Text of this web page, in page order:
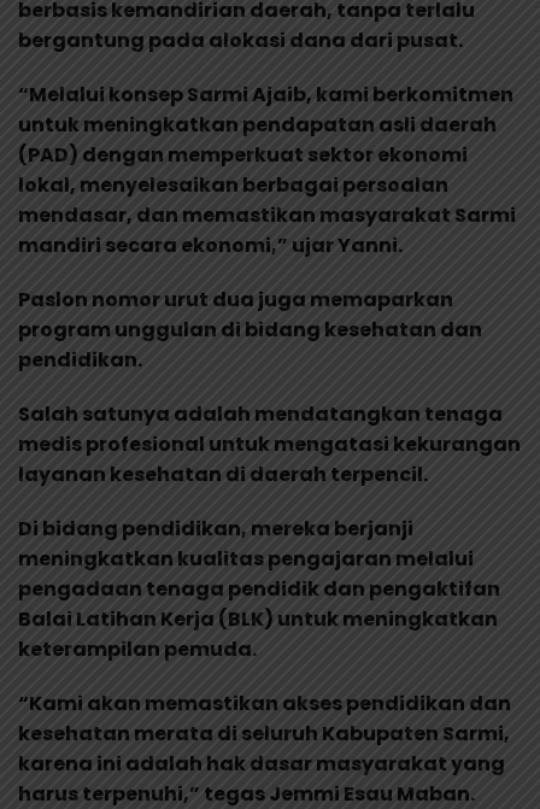
berbasis kemandirian daerah, tanpa terlalu
bergantung pada alokasi dana dari pusat.
“Melalui konsep Sarmi Ajaib, kami berkomitmen
untuk meningkatkan pendapatan asli daerah
(PAD) dengan memperkuat sektor ekonomi
lokal, menyelesaikan berbagai persoalan
mendasar, dan memastikan masyarakat Sarmi
mandiri secara ekonomi,” ujar Yanni.
Paslon nomor urut dua juga memaparkan
program unggulan di bidang kesehatan dan
pendidikan.
Salah satunya adalah mendatangkan tenaga
medis profesional untuk mengatasi kekurangan
layanan kesehatan di daerah terpencil.
Di bidang pendidikan, mereka berjanji
meningkatkan kualitas pengajaran melalui
pengadaan tenaga pendidik dan pengaktifan
Balai Latihan Kerja (BLK) untuk meningkatkan
keterampilan pemuda.
“Kami akan memastikan akses pendidikan dan
kesehatan merata di seluruh Kabupaten Sarmi,
karena ini adalah hak dasar masyarakat yang
harus terpenuhi,” tegas Jemmi Esau Maban.